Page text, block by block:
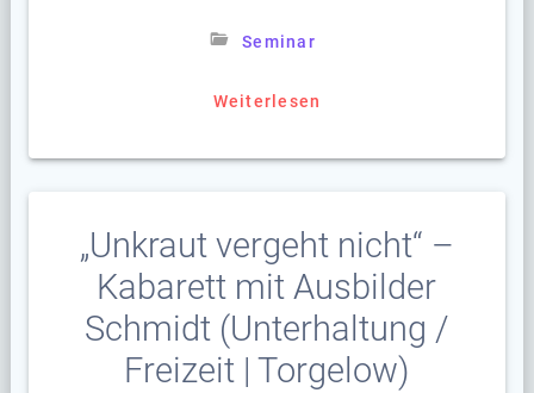
Seminar
Weiterlesen
„Unkraut vergeht nicht“ –
Kabarett mit Ausbilder
Schmidt (Unterhaltung /
Freizeit | Torgelow)